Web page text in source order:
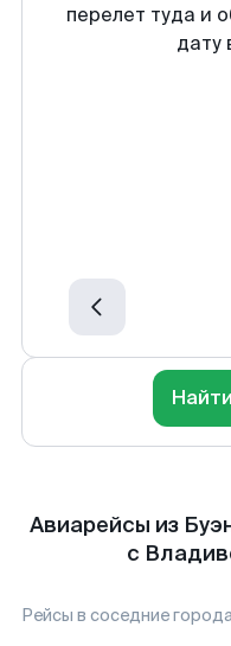
перелет туда и
дату
Авиарейсы из
с
Рейсы в соседние